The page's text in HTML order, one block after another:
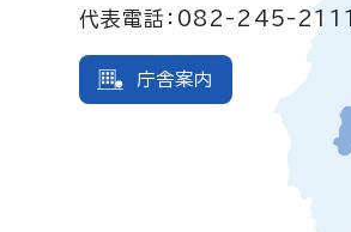
代表電話：082-245-2111
庁舎案内